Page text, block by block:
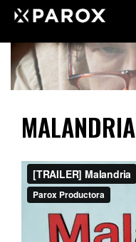
MALANDRIA